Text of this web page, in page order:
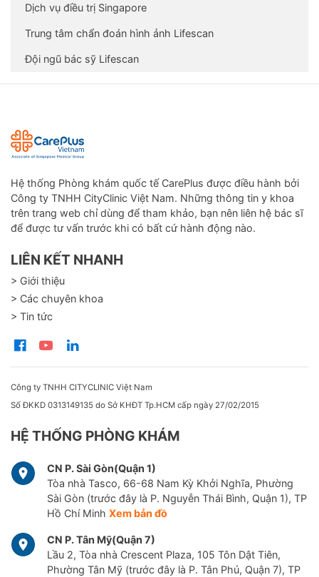
Dịch vụ điều trị Singapore
Trung tâm chẩn đoán hình ảnh Lifescan
Đội ngũ bác sỹ Lifescan
Hệ thống Phòng khám quốc tế CarePlus được điều hành bởi
Công ty TNHH CityClinic Việt Nam. Những thông tin y khoa
trên trang web chỉ dùng để tham khảo, bạn nên liên hệ bác sĩ
để được tư vấn trước khi có bất cứ hành động nào.
LIÊN KẾT NHANH
> Giới thiệu
> Các chuyên khoa
> Tin tức
Công ty TNHH CITYCLINIC Việt Nam
Số ĐKKD 0313149135 do Sở KHĐT Tp.HCM cấp ngày 27/02/2015
HỆ THỐNG PHÒNG KHÁM
CN P. Sài Gòn(Quận 1)
Tòa nhà Tasco, 66-68 Nam Kỳ Khởi Nghĩa, Phường
Sài Gòn (trước đây là P. Nguyễn Thái Bình, Quận 1), TP
Hồ Chí Minh Xem bản đồ
CN P. Tân Mỹ(Quận 7)
Lầu 2, Tòa nhà Crescent Plaza, 105 Tôn Dật Tiên,
Phường Tân Mỹ (trước đây là P. Tân Phú, Quận 7), TP